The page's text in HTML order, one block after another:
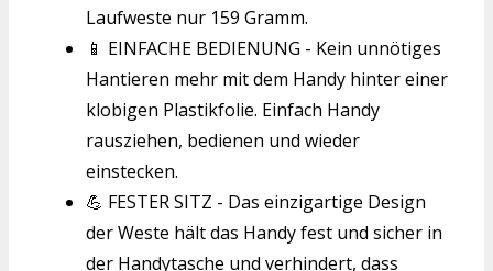
Laufweste nur 159 Gramm.
📱 EINFACHE BEDIENUNG - Kein unnötiges
Hantieren mehr mit dem Handy hinter einer
klobigen Plastikfolie. Einfach Handy
rausziehen, bedienen und wieder
einstecken.
💪 FESTER SITZ - Das einzigartige Design
der Weste hält das Handy fest und sicher in
der Handytasche und verhindert, dass